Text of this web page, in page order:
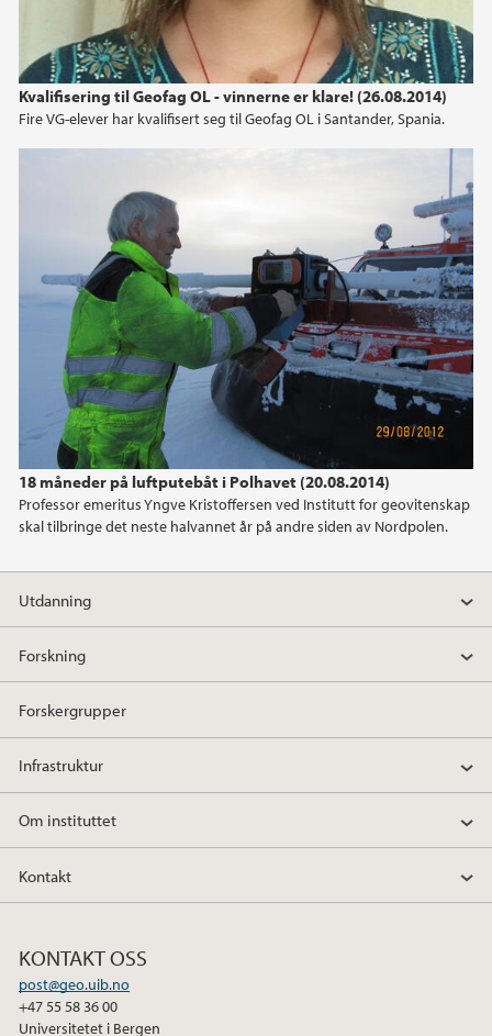
Kvalifisering til Geofag OL - vinnerne er klare! (26.08.2014)
Fire VG-elever har kvalifisert seg til Geofag OL i Santander, Spania.
18 måneder på luftputebåt i Polhavet (20.08.2014)
Professor emeritus Yngve Kristoffersen ved Institutt for geovitenskap
skal tilbringe det neste halvannet år på andre siden av Nordpolen.
2024
2023
2022
2019
2018
2017
2016
2015
2014
2013
2012
2011
2010
2009
Utdanning
Forskning
Forskergrupper
Infrastruktur
Om instituttet
Kontakt
KONTAKT OSS
post@geo.uib.no
+47 55 58 36 00
Universitetet i Bergen